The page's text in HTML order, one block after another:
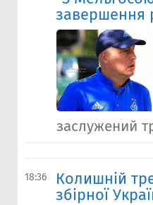
завершення
заслужений
18:36
Колишній
збірної